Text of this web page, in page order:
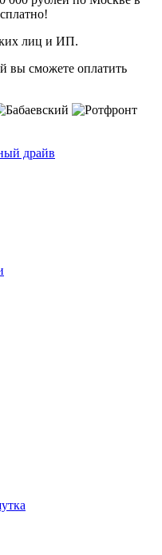
лиц и ИП.
вы сможете оплатить